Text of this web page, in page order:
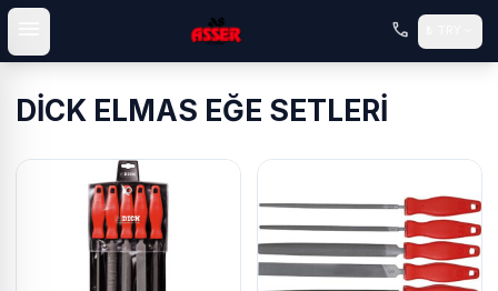
call
DİCK ELMAS EĞE SETLERİ